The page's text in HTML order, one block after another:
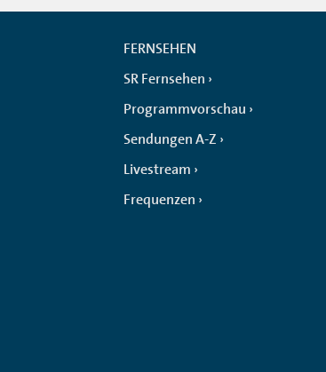
FERNSEHEN
SR Fernsehen
Programmvorschau
Sendungen A-Z
Livestream
Frequenzen